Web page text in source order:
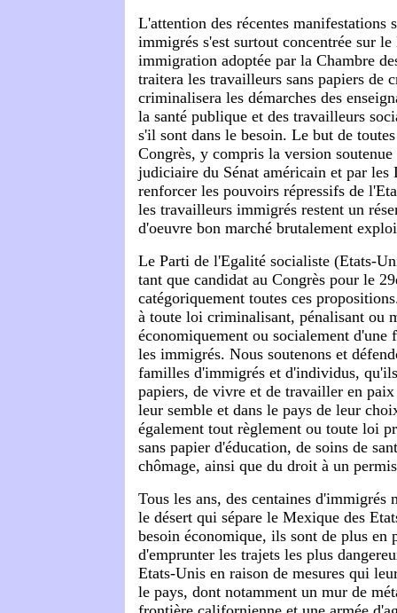
L'attention des récentes manifestations
immigrés s'est surtout concentrée sur
immigration adoptée par la Chambre
traitera les travailleurs sans papiers de
criminalisera les démarches des
la santé publique et des travailleurs
s'il sont dans le besoin. Le but de
Congrès, y compris la version
judiciaire du Sénat américain et par les
renforcer les pouvoirs répressifs de
les travailleurs immigrés restent un
d'oeuvre bon marché brutalement
Le Parti de l'Egalité socialiste (Etats-
tant que candidat au Congrès pour le
catégoriquement toutes ces
à toute loi criminalisant, pénalisant ou
économiquement ou socialement d'une
les immigrés. Nous soutenons et
familles d'immigrés et d'individus,
papiers, de vivre et de travailler en
leur semble et dans le pays de leur
également tout règlement ou toute loi
sans papier d'éducation, de soins de
chômage, ainsi que du droit à un
Tous les ans, des centaines d'immigrés
le désert qui sépare le Mexique des
besoin économique, ils sont de plus en
d'emprunter les trajets les plus
Etats-Unis en raison de mesures qui
le pays, dont notamment un mur de